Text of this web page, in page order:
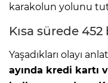
karakolun yolunu
Kısa sürede
Yaşadıkları olayı
ayında kredi kartı